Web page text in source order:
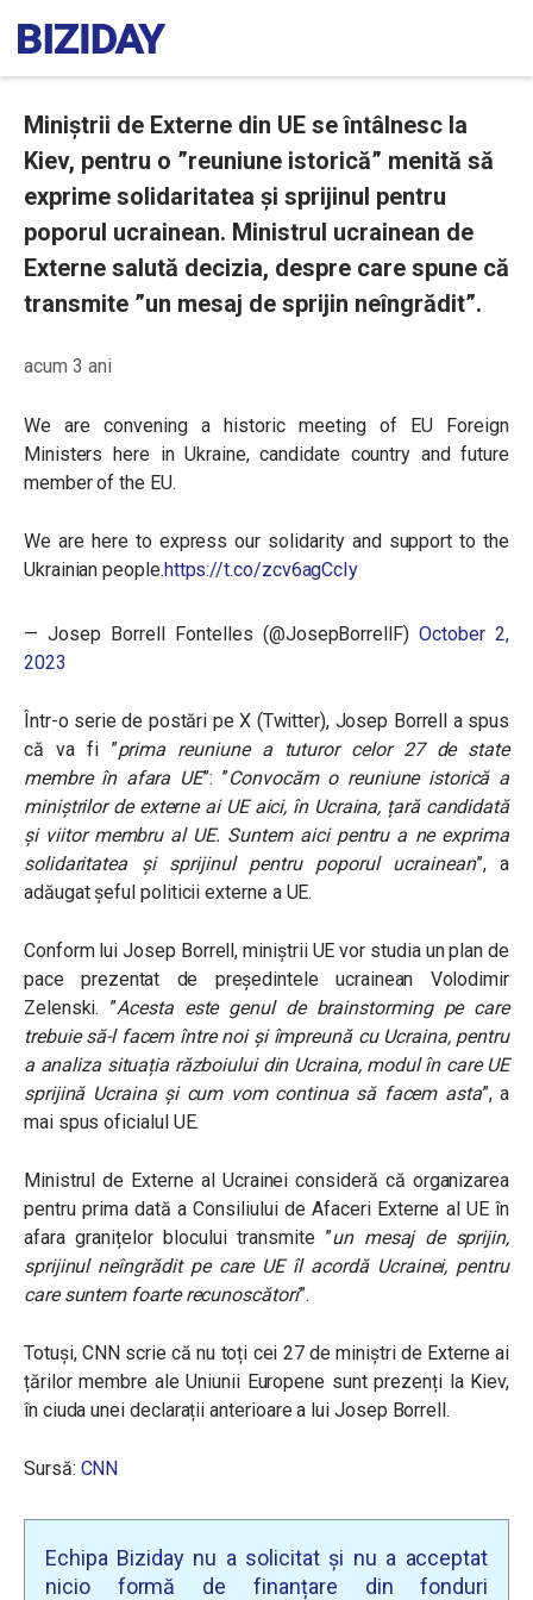
Miniștrii de Externe din UE se întâlnesc la
Kiev, pentru o ”reuniune istorică” menită să
exprime solidaritatea și sprijinul pentru
poporul ucrainean. Ministrul ucrainean de
Externe salută decizia, despre care spune că
transmite ”un mesaj de sprijin neîngrădit”.
acum 3 ani
We are convening a historic meeting of EU Foreign
Ministers here in Ukraine, candidate country and future
member of the EU.
We are here to express our solidarity and support to the
Ukrainian people.https://t.co/zcv6agCcIy
— Josep Borrell Fontelles (@JosepBorrellF)October 2,
2023
Într-o serie de postări pe X (Twitter), Josep Borrell a spus
că va fi ”prima reuniune a tuturor celor 27 de state
membre în afara UE”: ”Convocăm o reuniune istorică a
miniștrilor de externe ai UE aici, în Ucraina, țară candidată
și viitor membru al UE. Suntem aici pentru a ne exprima
solidaritatea și sprijinul pentru poporul ucrainean”, a
adăugat șeful politicii externe a UE.
Conform lui Josep Borrell, miniștrii UE vor studia un plan de
pace prezentat de președintele ucrainean Volodimir
Zelenski. ”Acesta este genul de brainstorming pe care
trebuie să-l facem între noi și împreună cu Ucraina, pentru
a analiza situația războiului din Ucraina, modul în care UE
sprijină Ucraina și cum vom continua să facem asta”, a
mai spus oficialul UE.
Ministrul de Externe al Ucrainei consideră că organizarea
pentru prima dată a Consiliului de Afaceri Externe al UE în
afara granițelor blocului transmite ”un mesaj de sprijin,
sprijinul neîngrădit pe care UE îl acordă Ucrainei, pentru
care suntem foarte recunoscători”.
Totuși, CNN scrie că nu toți cei 27 de miniștri de Externe ai
țărilor membre ale Uniunii Europene sunt prezenți la Kiev,
în ciuda unei declarații anterioare a lui Josep Borrell.
Sursă: CNN
Echipa Biziday nu a solicitat și nu a acceptat
nicio formă de finanțare din fonduri